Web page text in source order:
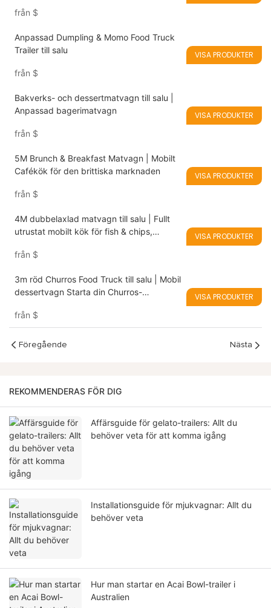
från $
Anpassad Dumpling & Momo Food Truck
Trailer till salu
från $
VISA PRODUKTER
Bakverks- och dessertmatvagn till salu |
Anpassad bagerimatvagn
från $
VISA PRODUKTER
5M Brunch & Breakfast Matvagn | Mobilt
Cafékök för den brittiska marknaden
från $
VISA PRODUKTER
4M dubbelaxlad matvagn till salu | Fullt
utrustat mobilt kök för fish & chips,
från $
VISA PRODUKTER
3m röd Churros Food Truck till salu | Mobil
dessertvagn Starta din Churros-
från $
VISA PRODUKTER
Föregående Nästa
REKOMMENDERAS FÖR DIG
Affärsguide för gelato-trailers: Allt du
behöver veta för att komma igång
Installationsguide för mjukvagnar: Allt du
behöver veta
Hur man startar en Acai Bowl-trailer i
Australien